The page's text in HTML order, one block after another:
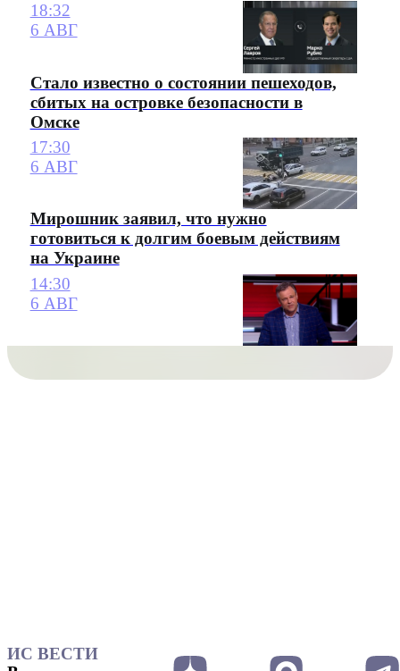
18:32
6 АВГ
Стало известно о состоянии пешеходов,
сбитых на островке безопасности в
Омске
17:30
6 АВГ
Мирошник заявил, что нужно
готовиться к долгим боевым действиям
на Украине
14:30
6 АВГ
ИС ВЕСТИ